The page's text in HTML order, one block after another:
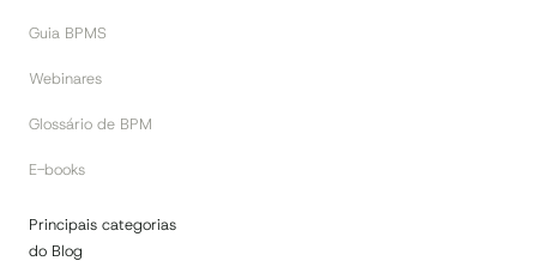
Guia BPMS
Webinares
Glossário de BPM
E-books
Principais categorias
do Blog